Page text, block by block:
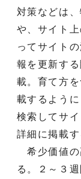
対策などは
や、サイト
ってサイト
報を更新す
載。育て方
載するよう
検索してサ
詳細に掲載
希少価値の
る。２～３